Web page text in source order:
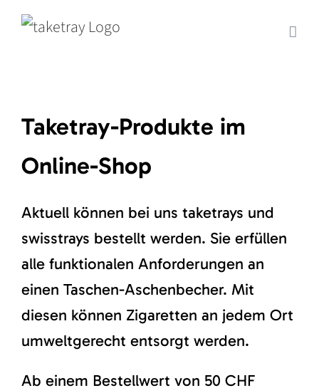
Skip
Taketray-Produkte im
Online-Shop
Aktuell können bei uns taketrays und
swisstrays bestellt werden. Sie erfüllen
alle funktionalen Anforderungen an
einen Taschen-Aschenbecher. Mit
diesen können Zigaretten an jedem Ort
umweltgerecht entsorgt werden.
Ab einem Bestellwert von 50 CHF